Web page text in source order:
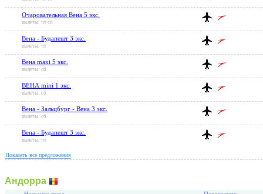
Очаровательная Вена 5 экс.
вылеты: чт сб
Вена - Будапешт 3 экс.
вылеты: чт
Вена maxi 5 экс.
вылеты: сб
ВЕНА mini 1 экс.
вылеты: сб
Вена - Зальцбург - Вена 3 экс.
вылеты: сб
Вена - Будапешт 3 экс.
вылеты: чт
Показать все предложения
Андорра